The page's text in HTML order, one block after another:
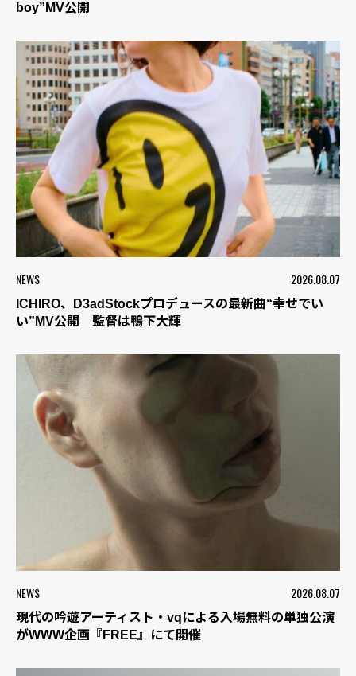
boy”MV公開
NEWS 2026.08.07
ICHIRO、D3adStockプロデュースの最新曲“幸せでい
い”MV公開 監督は鴨下大輝
NEWS 2026.08.07
現代の吟遊アーティスト・vqによる入場無料の単独公演
がWWW企画『FREE』にて開催